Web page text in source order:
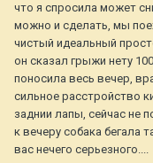
что я спросила может
можно и сделать, мы
чистый идеальный
он сказал грыжи нету
поносила весь вечер,
сильное расстройство
заднии лапы, сейчас не
к вечеру собака бегала
вас нечего серьезного....